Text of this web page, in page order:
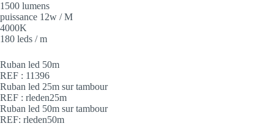
1500 lumens
puissance 12w / M
4000K
180 leds / m
Ruban led 50m
REF : 11396
Ruban led 25m sur tambour
REF : rleden25m
Ruban led 50m sur tambour
REF: rleden50m